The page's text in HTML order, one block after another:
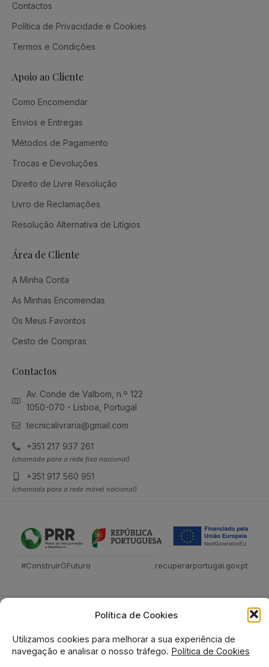
Política de Cookies
Utilizamos cookies para melhorar a sua experiência de
navegação e analisar o nosso tráfego. Política de Cookies
Contactos
Política de Privacidade e Cookies
Termos e Condições
Apoio ao Cliente
Como Encomendar
Envios e Entregas
Métodos de Pagamento
Trocas e Devoluções
Direito de Livre Resolução
Livro de Reclamações
Resolução Alternativa de Litígios
Área de Cliente
A Minha Conta
As Minhas Encomendas
Os Meus Favoritos
Cesto de Compras
Contactos
Av. Conde de Valbom, n.º 122
1050-070 - Lisboa, Portugal
tecnicalivraria@gmail.com
+351 217 937 261
(chamada para a rede fixa nacional)
+351 917 560 951
(chamada para a rede móvel nacional)
#ConstruirOFuturo recuperarportugal.gov.pt